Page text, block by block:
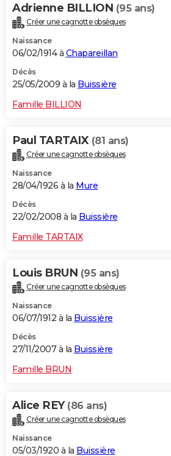
Adrienne BILLION (95 ans)
Créer une cagnotte obsèques
Naissance
06/02/1914 à Chapareillan
Décès
25/05/2009 à la Buissière
Famille BILLION
Paul TARTAIX (81 ans)
Créer une cagnotte obsèques
Naissance
28/04/1926 à la Mure
Décès
22/02/2008 à la Buissière
Famille TARTAIX
Louis BRUN (95 ans)
Créer une cagnotte obsèques
Naissance
06/07/1912 à la Buissière
Décès
27/11/2007 à la Buissière
Famille BRUN
Alice REY (86 ans)
Créer une cagnotte obsèques
Naissance
05/03/1920 à la Buissière